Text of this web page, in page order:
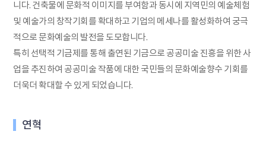
니다. 건축물에 문화적 이미지를 부여함과 동시에 지역민의 예술체험
및 예술가의 창작기회를 확대하고 기업의 메세나를 활성화하여 궁극
적으로 문화예술의 발전을 도모합니다.
특히 선택적 기금제를 통해 출연된 기금으로 공공미술 진흥을 위한 사
업을 추진하여 공공미술 작품에 대한 국민들의 문화예술향수 기회를
더욱더 확대할 수 있게 되었습니다.
연혁